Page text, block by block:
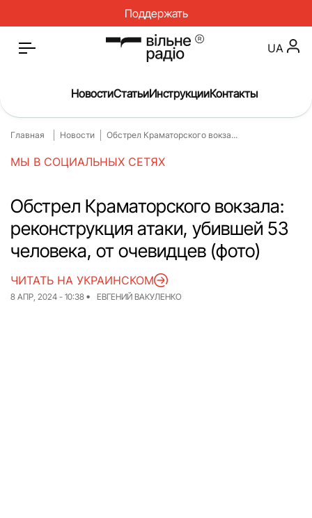
Поддержать
Главная
Новости
О нас
Инструкции
Спорт
Интервью
Досье
Репортаж
Блог
Проекты
UA
НовостиСтатьиИнструкцииКонтакты
Главная Новости Обстрел Краматорского вокза...
МЫ В СОЦИАЛЬНЫХ СЕТЯХ
Обстрел Краматорского вокзала:
реконструкция атаки, убившей 53
человека, от очевидцев (фото)
8 АПР, 2024 - 10:38 ЕВГЕНИЙ ВАКУЛЕНКО
ЧИТАТЬ НА УКРАИНСКОМ